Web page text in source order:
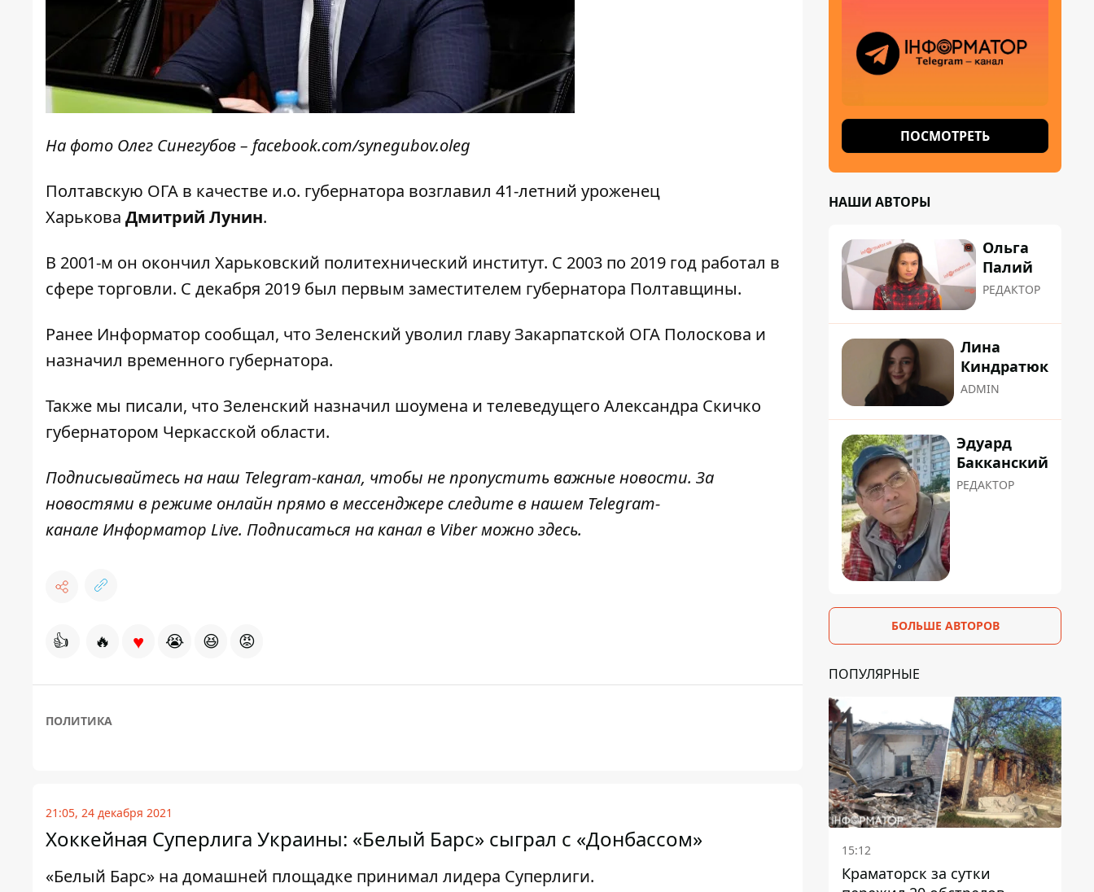
На фото Олег Синегубов – facebook.com/synegubov.oleg
Полтавскую ОГА в качестве и.о. губернатора возглавил 41-летний уроженец
Харькова Дмитрий Лунин.
В 2001-м он окончил Харьковский политехнический институт. С 2003 по 2019 год работал в
сфере торговли. С декабря 2019 был первым заместителем губернатора Полтавщины.
Ранее Информатор сообщал, что Зеленский уволил главу Закарпатской ОГА Полоскова и
назначил временного губернатора.
Также мы писали, что Зеленский назначил шоумена и телеведущего Александра Скичко
губернатором Черкасской области.
Подписывайтесь на наш Telegram-канал, чтобы не пропустить важные новости. За
новостями в режиме онлайн прямо в мессенджере следите в нашем Telegram-
канале Информатор Live. Подписаться на канал в Viber можноздесь.
👍 🔥 ♥ 😭 😆 😡
ПОЛИТИКА
21:05, 24 декабря 2021
Хоккейная Суперлига Украины: «Белый Барс» сыграл с «Донбассом»
«Белый Барс» на домашней площадке принимал лидера Суперлиги.
ПОСМОТРЕТЬ
НАШИ АВТОРЫ
Ольга
Палий
РЕДАКТОР
Лина
Киндратюк
ADMIN
Эдуард
Бакканский
РЕДАКТОР
БОЛЬШЕ АВТОРОВ
ПОПУЛЯРНЫЕ
15:12
Краматорск за сутки